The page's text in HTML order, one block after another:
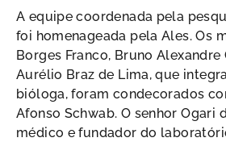
A equipe coordenada pela
foi homenageada pela Ales. Os
Borges Franco, Bruno Alexandre
Aurélio Braz de Lima, que
bióloga, foram condecorados
Afonso Schwab. O senhor Ogari
médico e fundador do